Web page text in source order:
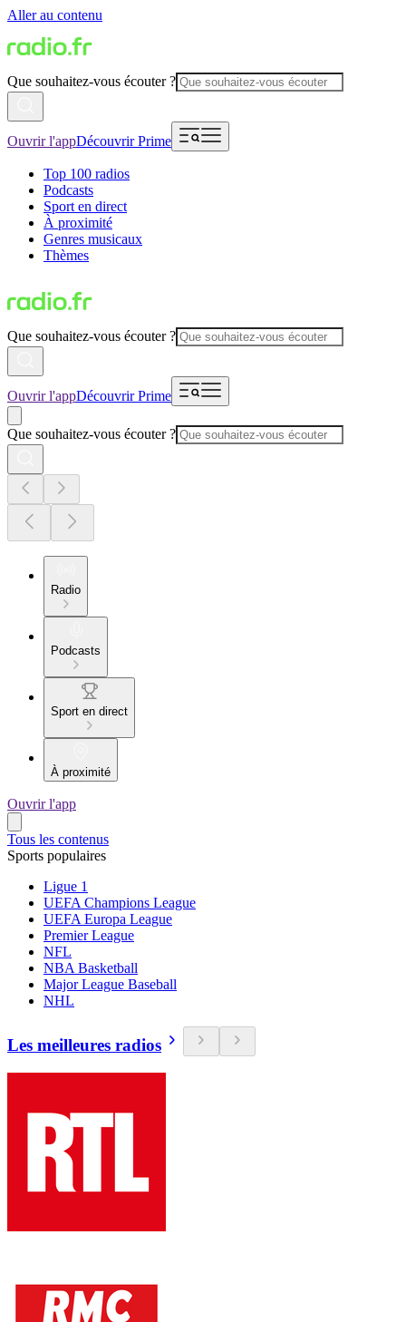
Aller au contenu
Que souhaitez-vous écouter ?
Ouvrir l'appDécouvrir Prime
Top 100 radios
Podcasts
Sport en direct
À proximité
Genres musicaux
Thèmes
Que souhaitez-vous écouter ?
Ouvrir l'appDécouvrir Prime
Que souhaitez-vous écouter ?
Radio
Podcasts
Sport en direct
À proximité
Ouvrir l'app
Tous les contenus
Sports populaires
Ligue 1
UEFA Champions League
UEFA Europa League
Premier League
NFL
NBA Basketball
Major League Baseball
NHL
Les meilleures radios